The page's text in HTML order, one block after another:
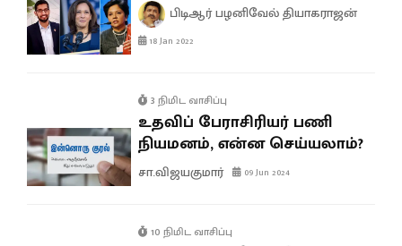
பிடிஆர் பழனிவேல் தியாகராஜன்
18 Jan 2022
3 நிமிட வாசிப்பு
உதவிப் பேராசிரியர் பணி
நியமனம், என்ன செய்யலாம்?
சா.விஜயகுமார் 09 Jun 2024
10 நிமிட வாசிப்பு